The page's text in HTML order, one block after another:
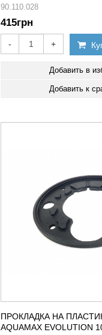
90.110.028
415грн
- +
Добавить в
Добавить к
ПРОКЛАДКА НА
AQUAMAX EVOLUTION